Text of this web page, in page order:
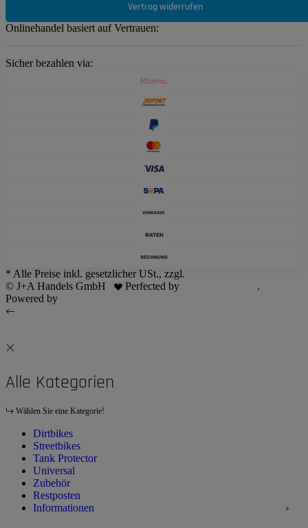
Vertrag widerrufen
Onlinehandel basiert auf Vertrauen:
Sicher bezahlen via:
* Alle Preise inkl. gesetzlicher USt., zzgl.
© J+A Handels GmbH
Perfected by
.
Powered by
Alle Kategorien
Wählen Sie eine Kategorie!
Dirtbikes
Streetbikes
Tank Protector
Universal
Zubehör
Restposten
Informationen